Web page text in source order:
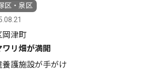
区・泉区
岡津町
ワリ畑が満開
養護施設が手がけ